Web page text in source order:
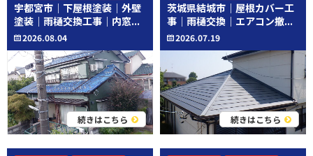
宇都宮市｜下屋根塗装｜外壁
塗装｜雨樋交換工事｜内窓...
2026.08.04
続きはこちら
その他工事
茨城県結城市｜屋根カバー工
事｜雨樋交換｜エアコン撤...
2026.07.19
続きはこちら
その他工事